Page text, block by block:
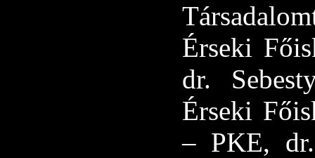
Érseki
dr.
Érseki
– PKE,